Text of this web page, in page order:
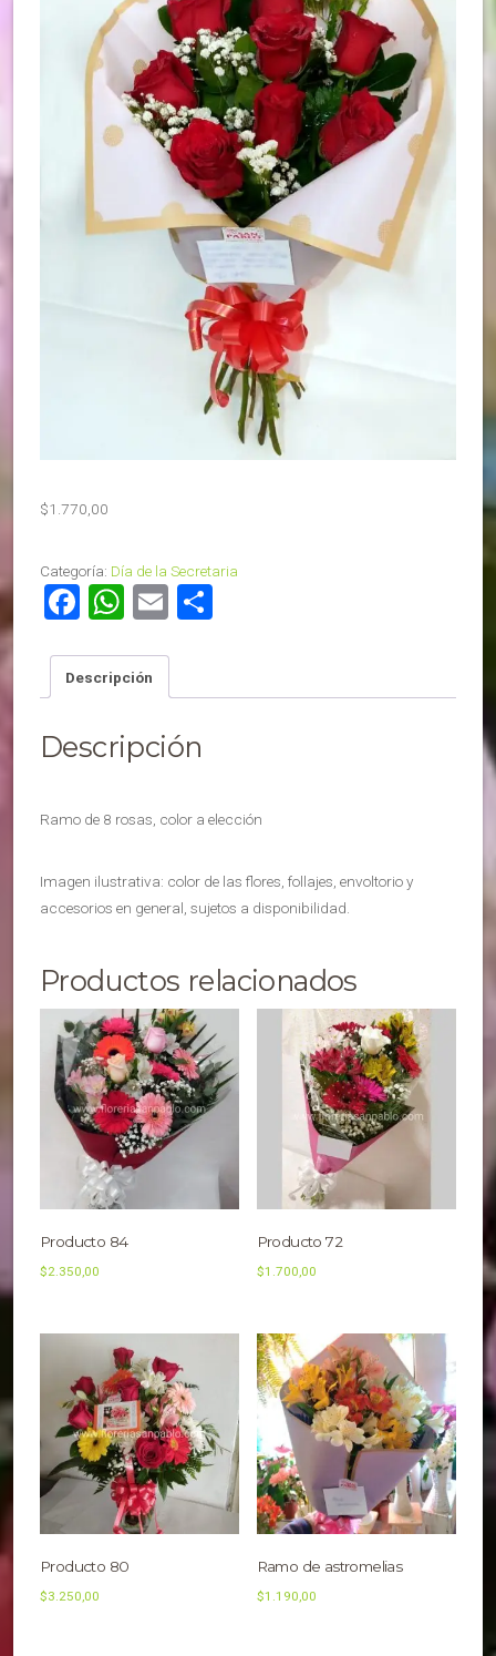
$1.770,00
Categoría: Día de la Secretaria
Facebook
WhatsApp
Email
Descripción
Descripción
Ramo de 8 rosas, color a elección
Imagen ilustrativa: color de las flores, follajes, envoltorio y
accesorios en general, sujetos a disponibilidad.
Productos relacionados
Producto 84
$2.350,00
Producto 72
$1.700,00
Producto 80
$3.250,00
Ramo de astromelias
$1.190,00